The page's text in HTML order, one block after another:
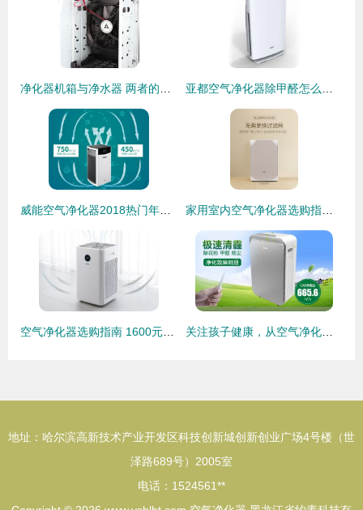
净化器机箱与净水器 两者的分野与博弈 亚都空气净化器除甲醛怎么样？深度测评与选购指南
威能空气净化器2018热门年货，你买了吗？ 家用室内空气净化器选购指南 品牌推荐与核心要点解析
空气净化器选购指南 1600元到12000元的净化数据对比与分析 关注孩子健康，从空气净化器十大排名的品牌看起
地址：哈尔滨高新技术产业开发区科技创新城创新创业广场4号楼（世
泽路689号）2005室
电话：1524561**